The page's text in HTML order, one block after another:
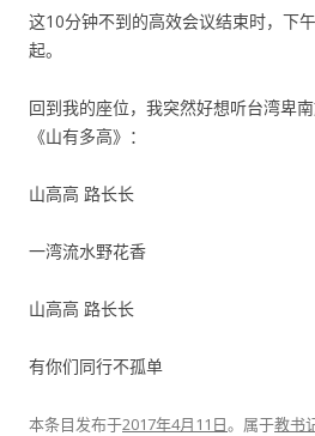
这10分钟不到的高效会议结束时，下
起。
回到我的座位，我突然好想听台湾卑
《山有多高》：
山高高 路长长
一湾流水野花香
山高高 路长长
有你们同行不孤单
本条目发布于2017年4月11日。属于教书